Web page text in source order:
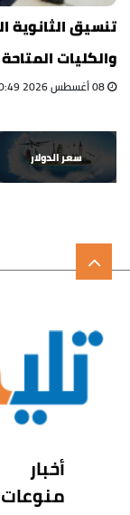
والكليات المتاحة
سعر الدولار
أخبار
منوعات